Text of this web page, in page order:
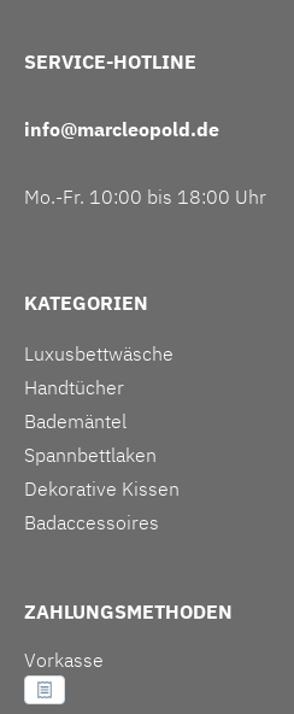
SERVICE-HOTLINE
info@marcleopold.de
Mo.-Fr. 10:00 bis 18:00 Uhr
KATEGORIEN
Luxusbettwäsche
Handtücher
Bademäntel
Spannbettlaken
Dekorative Kissen
Badaccessoires
ZAHLUNGSMETHODEN
Vorkasse